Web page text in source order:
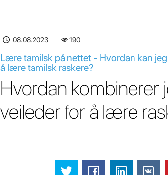
08.08.2023 190
Lære tamilsk på nettet - Hvordan kan
å lære tamilsk raskere?
Hvordan kombinerer
veileder for å lære